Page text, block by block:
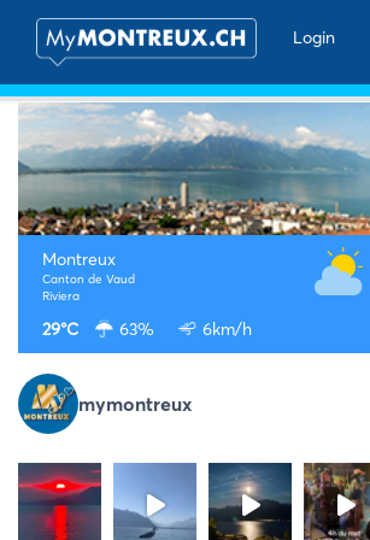
Login
Montreux
Canton de Vaud
Riviera
29°C 63% 6km/h
mymontreux